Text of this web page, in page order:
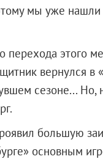
мы уже
перехода этого
вернулся в
сезоне... Но,
большую
основным